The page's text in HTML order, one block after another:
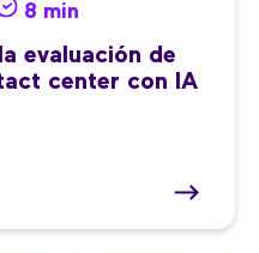
8 min
evaluación de
center con IA